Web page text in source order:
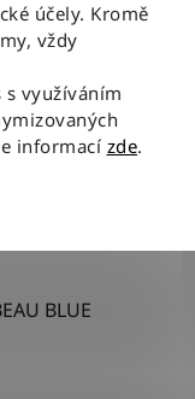
účely. Kromě
vždy
s využíváním
informací zde.
BLUE